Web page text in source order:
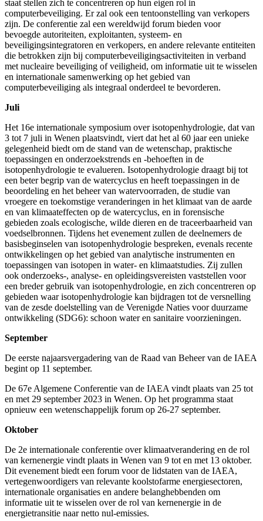
staat stellen zich te concentreren op hun eigen rol in
computerbeveiliging. Er zal ook een tentoonstelling van verkopers
zijn. De conferentie zal een wereldwijd forum bieden voor
bevoegde autoriteiten, exploitanten, systeem- en
beveiligingsintegratoren en verkopers, en andere relevante entiteiten
die betrokken zijn bij computerbeveiligingsactiviteiten in verband
met nucleaire beveiliging of veiligheid, om informatie uit te wisselen
en internationale samenwerking op het gebied van
computerbeveiliging als integraal onderdeel te bevorderen.
Juli
Het 16e internationale symposium over isotopenhydrologie, dat van
3 tot 7 juli in Wenen plaatsvindt, viert dat het al 60 jaar een unieke
gelegenheid biedt om de stand van de wetenschap, praktische
toepassingen en onderzoekstrends en -behoeften in de
isotopenhydrologie te evalueren. Isotopenhydrologie draagt bij tot
een beter begrip van de watercyclus en heeft toepassingen in de
beoordeling en het beheer van watervoorraden, de studie van
vroegere en toekomstige veranderingen in het klimaat van de aarde
en van klimaateffecten op de watercyclus, en in forensische
gebieden zoals ecologische, wilde dieren en de traceerbaarheid van
voedselbronnen. Tijdens het evenement zullen de deelnemers de
basisbeginselen van isotopenhydrologie bespreken, evenals recente
ontwikkelingen op het gebied van analytische instrumenten en
toepassingen van isotopen in water- en klimaatstudies. Zij zullen
ook onderzoeks-, analyse- en opleidingsvereisten vaststellen voor
een breder gebruik van isotopenhydrologie, en zich concentreren op
gebieden waar isotopenhydrologie kan bijdragen tot de versnelling
van de zesde doelstelling van de Verenigde Naties voor duurzame
ontwikkeling (SDG6): schoon water en sanitaire voorzieningen.
September
De eerste najaarsvergadering van de Raad van Beheer van de IAEA
begint op 11 september.
De 67e Algemene Conferentie van de IAEA vindt plaats van 25 tot
en met 29 september 2023 in Wenen. Op het programma staat
opnieuw een wetenschappelijk forum op 26-27 september.
Oktober
De 2e internationale conferentie over klimaatverandering en de rol
van kernenergie vindt plaats in Wenen van 9 tot en met 13 oktober.
Dit evenement biedt een forum voor de lidstaten van de IAEA,
vertegenwoordigers van relevante koolstofarme energiesectoren,
internationale organisaties en andere belanghebbenden om
informatie uit te wisselen over de rol van kernenergie in de
energietransitie naar netto nul-emissies.